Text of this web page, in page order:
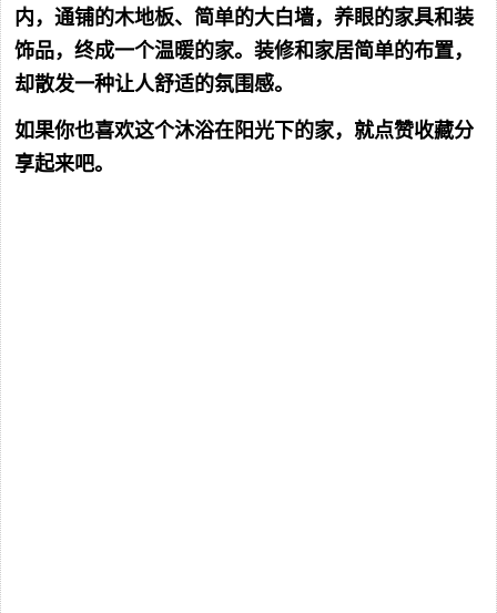
内，通铺的木地板、简单的大白墙，养眼的家具和装
饰品，终成一个温暖的家。装修和家居简单的布置，
却散发一种让人舒适的氛围感。
如果你也喜欢这个沐浴在阳光下的家，就点赞收藏分
享起来吧。